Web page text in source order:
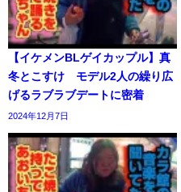
【イケメンBLゲイカップル】真
冬とこすけ モデル2人の繰り広
げるラブラブデートに密着
2024年12月7日